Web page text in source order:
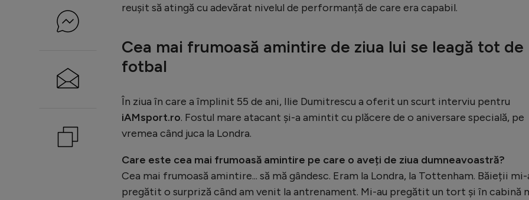
reușit să atingă cu adevărat nivelul de performanță de care era capabil.
Cea mai frumoasă amintire de ziua lui se leagă tot de
fotbal
În ziua în care a împlinit 55 de ani, Ilie Dumitrescu a oferit un scurt interviu pentru
iAMsport.ro. Fostul mare atacant și-a amintit cu plăcere de o aniversare specială, pe
vremea când juca la Londra.
Care este cea mai frumoasă amintire pe care o aveți de ziua dumneavoastră?
Cea mai frumoasă amintire... să mă gândesc. Eram la Londra, la Tottenham. Băieții mi-
pregătit o surpriză când am venit la antrenament. Mi-au pregătit un tort și în cabină